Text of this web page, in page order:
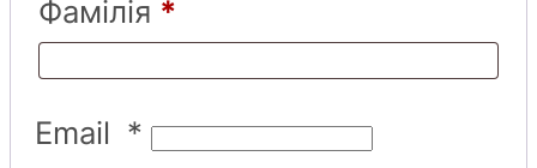
Фамілія *
Email *